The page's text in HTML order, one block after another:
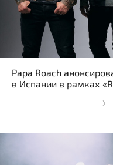
Papa Roach
в Испании в рамках